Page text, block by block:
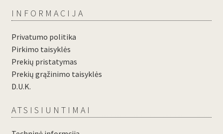
INFORMACIJA
Privatumo politika
Pirkimo taisyklės
Prekių pristatymas
Prekių grąžinimo taisyklės
D.U.K.
ATSISIUNTIMAI